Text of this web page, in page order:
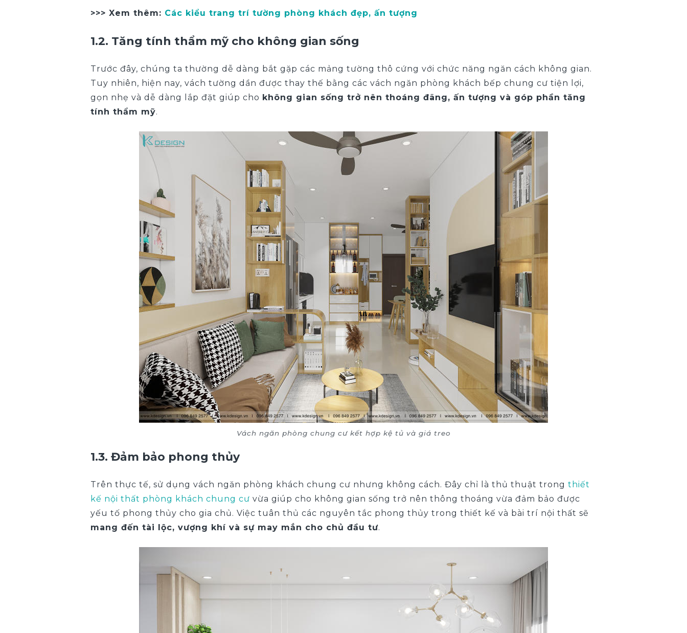
>>> Xem thêm: Các kiểu trang trí tường phòng khách đẹp, ấn tượng
1.2. Tăng tính thẩm mỹ cho không gian sống
Trước đây, chúng ta thường dễ dàng bắt gặp các mảng tường thô cứng với chức năng ngăn cách không gian.
Tuy nhiên, hiện nay, vách tường dần được thay thế bằng các vách ngăn phòng khách bếp chung cư tiện lợi,
gọn nhẹ và dễ dàng lắp đặt giúp cho không gian sống trở nên thoáng đãng, ấn tượng và góp phần tăng
tính thẩm mỹ.
Vách ngăn phòng chung cư kết hợp kệ tủ và giá treo
1.3. Đảm bảo phong thủy
Trên thực tế, sử dụng vách ngăn phòng khách chung cư nhưng không cách. Đây chỉ là thủ thuật trong thiết
kế nội thất phòng khách chung cư vừa giúp cho không gian sống trở nên thông thoáng vừa đảm bảo được
yếu tố phong thủy cho gia chủ. Việc tuân thủ các nguyên tắc phong thủy trong thiết kế và bài trí nội thất sẽ
mang đến tài lộc, vượng khí và sự may mắn cho chủ đầu tư.